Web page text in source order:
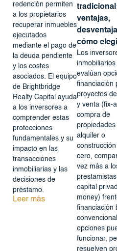
redención permiten
a los propietarios
recuperar inmuebles
ejecutados
mediante el pago de
la deuda pendiente
y los costes
asociados. El equipo
de Brightbridge
Realty Capital ayuda
a los inversores a
comprender estas
protecciones
fundamentales y su
impacto en las
transacciones
inmobiliarias y las
decisiones de
préstamo.
Leer más
ventajas,
cómo
Los
inmobiliarios
evalúan
financiación
proyectos
y venta (fix-
compra de
propiedades
alquiler o
cero,
vez más a
capital
money)
financiación
opciones
funcionar,
resuelven